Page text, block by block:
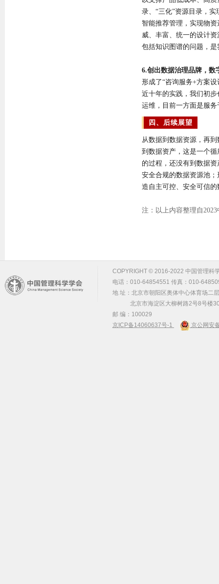
录、“三化”资源目录，
智能推荐管理，实现物
威、丰富、统一的设计
包括知识图谱的问题，
6.创出数据治理品牌，数
形成了“咨询服务+方案
近十年的实践，我们初
运维，目前一方面是服
四、后续展望
从数据到数据资源，再
到数据资产，这是一个
的过程，还没有到数据
安全合规的数据资源池
造自主可控、安全可信
注：以上内容整理自
COPYRIGHT © 2016-2022 中国管理科
电话：010-64854551 传真：010-
地 址：北京市朝阳区奥体中心体育场二
北京市海淀区大柳树路2号8号楼
邮 编：100029
京ICP备14060637号-1
京公网安